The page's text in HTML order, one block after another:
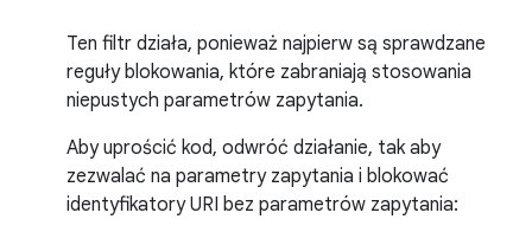
Ten filtr działa, ponieważ najpierw są sprawdzane
reguły blokowania, które zabraniają stosowania
niepustych parametrów zapytania.
Aby uprościć kod, odwróć działanie, tak aby
zezwalać na parametry zapytania i blokować
identyfikatory URI bez parametrów zapytania: